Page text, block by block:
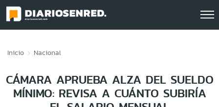
Inicio Nacional
CÁMARA APRUEBA ALZA DEL SUELDO
MÍNIMO: REVISA A CUÁNTO SUBIRÍA